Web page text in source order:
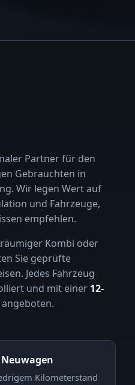
Partner für den
Gebrauchten in
Wir legen Wert auf
und Fahrzeuge,
empfehlen.
Kombi oder
Sie geprüfte
Jedes Fahrzeug
und mit einer 12-
angeboten.
Kilometerstand